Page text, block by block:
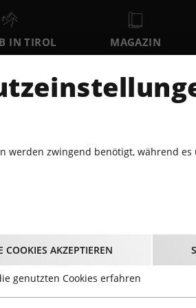
IN TIROL MAGAZIN
SO MO 11
Special
- Beginn 21:00 Uhr
werden zwingend benötigt, während
COOKIES AKZEPTIEREN
genutzten Cookies erfahren